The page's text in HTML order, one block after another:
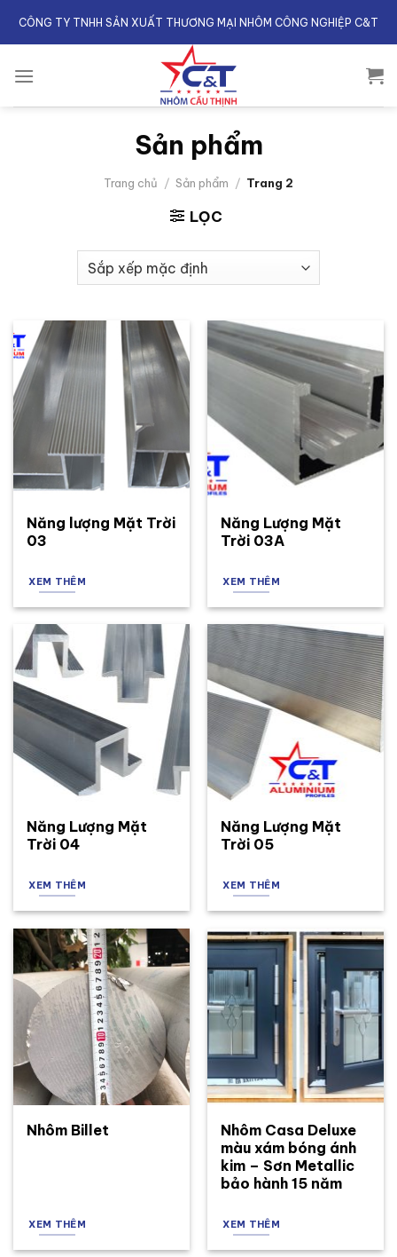
CÔNG TY TNHH SẢN XUẤT THƯƠNG MẠI NHÔM CÔNG NGHIỆP C&T
Sản phẩm
Trang chủ / Sản phẩm / Trang 2
LỌC
Năng lượng Mặt Trời
03
XEM THÊM
Năng Lượng Mặt
Trời 03A
XEM THÊM
Năng Lượng Mặt
Trời 04
XEM THÊM
Năng Lượng Mặt
Trời 05
XEM THÊM
Nhôm Billet
XEM THÊM
Nhôm Casa Deluxe
màu xám bóng ánh
kim – Sơn Metallic
bảo hành 15 năm
XEM THÊM